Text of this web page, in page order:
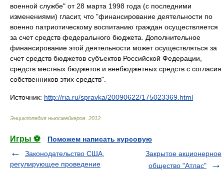
военной службе" от 28 марта 1998 года (с последними
изменениями) гласит, что "финансирование деятельности по
военно патриотическому воспитанию граждан осуществляется
за счет средств федерального бюджета. Дополнительное
финансирование этой деятельности может осуществляться за
счет средств бюджетов субъектов Российской Федерации,
средств местных бюджетов и внебюджетных средств с согласия
собственников этих средств".
Источник: http://ria.ru/spravka/20090622/175023369.html
Энциклопедия ньюсмейкеров 2012
Игры ⚽
Поможем написать курсовую
Законодательство США,
регулирующее проведение
Закрытое акционерное
общество "Атлас"